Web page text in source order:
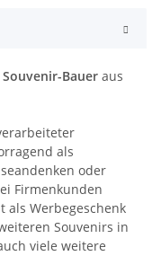
Souvenir-Bauer aus
als
oder
Firmenkunden
als Werbegeschenk
Souvenirs in
viele weitere